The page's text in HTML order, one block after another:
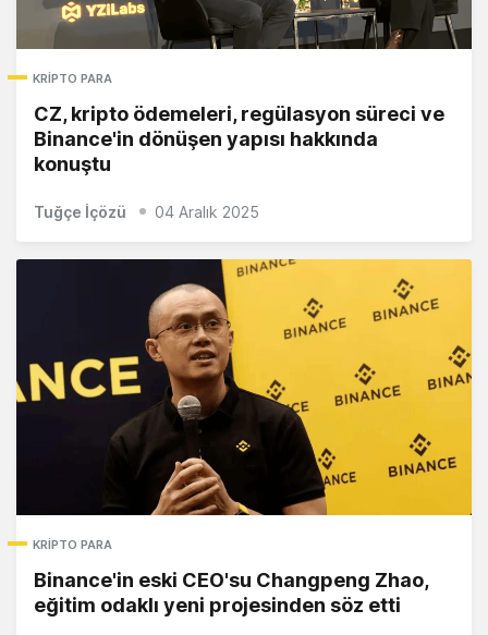
KRIPTO PARA
CZ, kripto ödemeleri, regülasyon süreci ve
Binance'in dönüşen yapısı hakkında
konuştu
Tuğçe İçözü 04 Aralık 2025
KRIPTO PARA
Binance'in eski CEO'su Changpeng Zhao,
eğitim odaklı yeni projesinden söz etti